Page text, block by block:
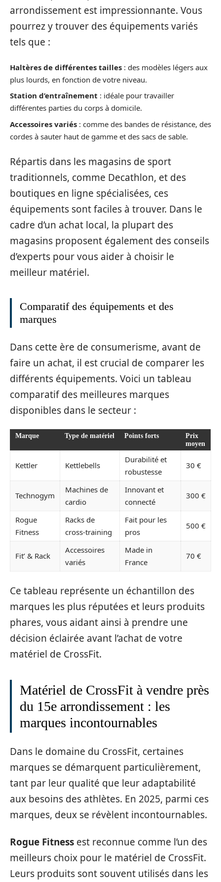
arrondissement est impressionnante. Vous
pourrez y trouver des équipements variés
tels que :
Haltères de différentes tailles : des modèles légers aux
plus lourds, en fonction de votre niveau.
Station d’entraînement : idéale pour travailler
différentes parties du corps à domicile.
Accessoires variés : comme des bandes de résistance, des
cordes à sauter haut de gamme et des sacs de sable.
Répartis dans les magasins de sport
traditionnels, comme Decathlon, et des
boutiques en ligne spécialisées, ces
équipements sont faciles à trouver. Dans le
cadre d’un achat local, la plupart des
magasins proposent également des conseils
d’experts pour vous aider à choisir le
meilleur matériel.
Comparatif des équipements et des
marques
Dans cette ère de consumerisme, avant de
faire un achat, il est crucial de comparer les
différents équipements. Voici un tableau
comparatif des meilleures marques
disponibles dans le secteur :
Marque Type de matériel Points forts
Prix
moyen
Kettler Kettlebells
Durabilité et
robustesse
30 €
Technogym
Machines de
cardio
Innovant et
connecté
300 €
Rogue
Fitness
Racks de
cross-training
Fait pour les
pros
500 €
Fit’ & Rack
Accessoires
variés
Made in
France
70 €
Ce tableau représente un échantillon des
marques les plus réputées et leurs produits
phares, vous aidant ainsi à prendre une
décision éclairée avant l’achat de votre
matériel de CrossFit.
Matériel de CrossFit à vendre près
du 15e arrondissement : les
marques incontournables
Dans le domaine du CrossFit, certaines
marques se démarquent particulièrement,
tant par leur qualité que leur adaptabilité
aux besoins des athlètes. En 2025, parmi ces
marques, deux se révèlent incontournables.
Rogue Fitness est reconnue comme l’un des
meilleurs choix pour le matériel de CrossFit.
Leurs produits sont souvent utilisés dans les